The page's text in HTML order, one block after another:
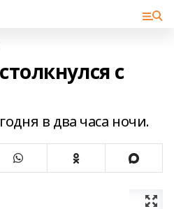
с
в два часа ночи.